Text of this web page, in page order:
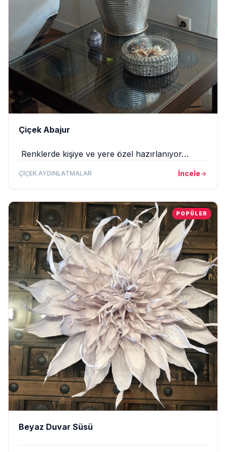
Çiçek Abajur
Renklerde kişiye ve yere özel hazırlanıyor…
ÇIÇEK AYDINLATMALAR İncelearrow_forward
POPÜLER
Beyaz Duvar Süsü